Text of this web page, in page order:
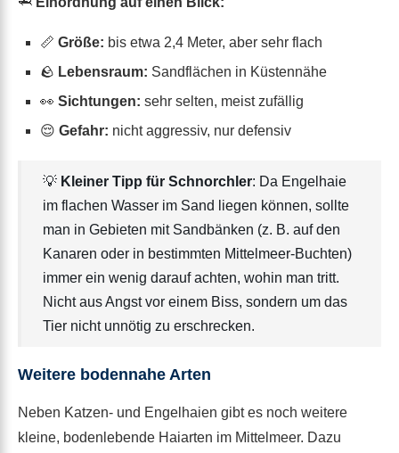
📏 Größe: bis etwa 2,4 Meter, aber sehr flach
🪨 Lebensraum: Sandflächen in Küstennähe
👀 Sichtungen: sehr selten, meist zufällig
😌 Gefahr: nicht aggressiv, nur defensiv
💡 Kleiner Tipp für Schnorchler: Da Engelhaie
im flachen Wasser im Sand liegen können, sollte
man in Gebieten mit Sandbänken (z. B. auf den
Kanaren oder in bestimmten Mittelmeer-Buchten)
immer ein wenig darauf achten, wohin man tritt.
Nicht aus Angst vor einem Biss, sondern um das
Tier nicht unnötig zu erschrecken.
Weitere bodennahe Arten
Neben Katzen- und Engelhaien gibt es noch weitere
kleine, bodenlebende Haiarten im Mittelmeer. Dazu